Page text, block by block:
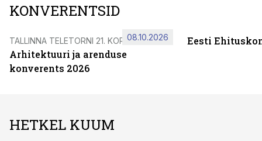
KONVERENTSID
TALLINNA TELETORNI 21. KORRUSEL
Arhitektuuri ja arenduse
konverents 2026
08.10.2026 Eesti
HETKEL KUUM